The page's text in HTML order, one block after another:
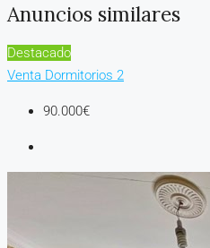
Anuncios similares
Destacado
Venta Dormitorios 2
90.000€